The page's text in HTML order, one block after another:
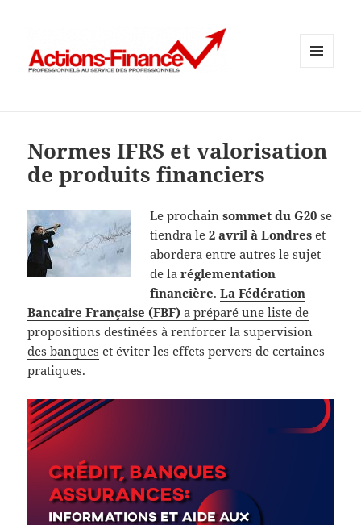
Normes IFRS et valorisation
de produits financiers
Le prochainsommet du G20 se
tiendra le2 avril à Londres et
abordera entre autres le sujet
de laréglementation
financière.La Fédération
Bancaire Française (FBF) a préparé une liste de
propositions destinées à renforcer la supervision
des banques et éviter les effets pervers de certaines
pratiques.